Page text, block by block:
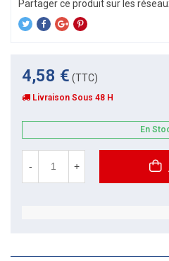
4,58 € (TTC)
Livraison Sous 48 H
En
- +